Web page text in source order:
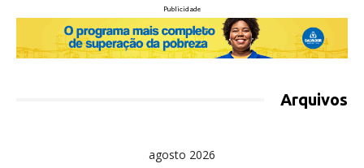
Publicidade
Arquivos
agosto 2026